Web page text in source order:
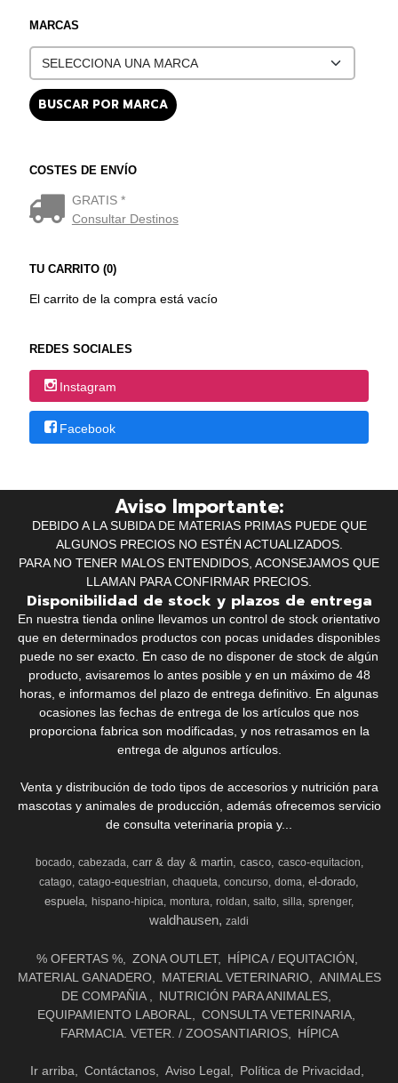
MARCAS
COSTES DE ENVÍO
GRATIS *
Consultar Destinos
TU CARRITO (0)
El carrito de la compra está vacío
REDES SOCIALES
Instagram
Facebook
Aviso Importante:
DEBIDO A LA SUBIDA DE MATERIAS PRIMAS PUEDE QUE
ALGUNOS PRECIOS NO ESTÉN ACTUALIZADOS.
PARA NO TENER MALOS ENTENDIDOS, ACONSEJAMOS QUE
LLAMAN PARA CONFIRMAR PRECIOS.
Disponibilidad de stock y plazos de entrega
En nuestra tienda online llevamos un control de stock orientativo
que en determinados productos con pocas unidades disponibles
puede no ser exacto. En caso de no disponer de stock de algún
producto, avisaremos lo antes posible y en un máximo de 48
horas, e informamos del plazo de entrega definitivo. En algunas
ocasiones las fechas de entrega de los artículos que nos
proporciona fabrica son modificadas, y nos retrasamos en la
entrega de algunos artículos.
Venta y distribución de todo tipos de accesorios y nutrición para
mascotas y animales de producción, además ofrecemos servicio
de consulta veterinaria propia y...
bocado cabezada carr & day & martin casco
casco-equitacion
catago catago-equestrian chaqueta concurso doma el-dorado
espuela
hispano-hipica montura roldan salto silla sprenger
waldhausen zaldi
% OFERTAS % ZONA OUTLET
HÍPICA / EQUITACIÓN
MATERIAL GANADERO
MATERIAL VETERINARIO
ANIMALES
DE COMPAÑIA
NUTRICIÓN PARA ANIMALES
EQUIPAMIENTO LABORAL
CONSULTA VETERINARIA
FARMACIA. VETER. / ZOOSANTIARIOS
HÍPICA
Ir arriba Contáctanos Aviso Legal
Política de Privacidad